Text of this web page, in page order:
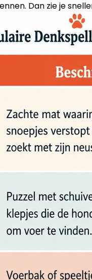
Dan zie je